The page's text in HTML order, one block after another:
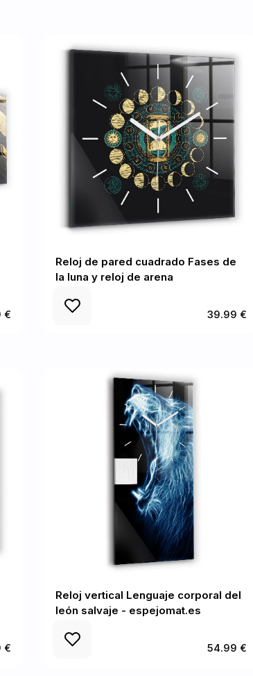
€
Reloj de pared cuadrado Fases de
la luna y reloj de arena
39.99 €
€
Reloj vertical Lenguaje corporal del
león salvaje - espejomat.es
54.99 €